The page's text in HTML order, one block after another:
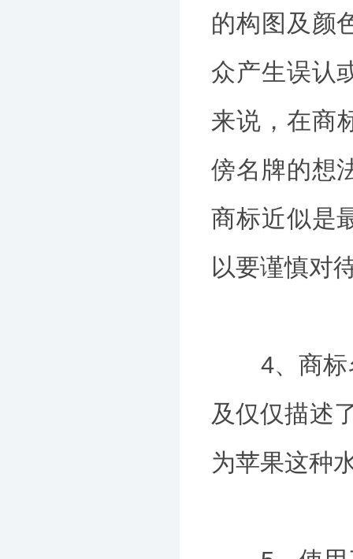
的构图及颜
众产生误认
来说，在商
傍名牌的想
商标近似是
以要谨慎对
4、商标名
及仅仅描述
为苹果这种